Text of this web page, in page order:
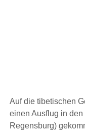
Auf die tibetischen
einen Ausflug in
Regensburg)